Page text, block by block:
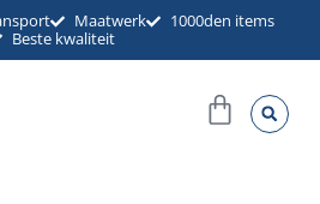
Maatwerk
1000den items
Beste kwaliteit